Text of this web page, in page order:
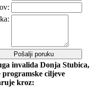
invalida Donja Stubica,
programske ciljeve
kroz: